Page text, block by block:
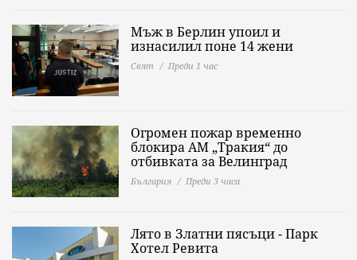
Мъж в Берлин упоил и
изнасилил поне 14 жени
Свят Преди 1 час
Огромен пожар временно
блокира АМ „Тракия“ до
отбивката за Велинград
България Преди 3 часа
Лято в Златни пясъци - Парк
Хотел Ревита